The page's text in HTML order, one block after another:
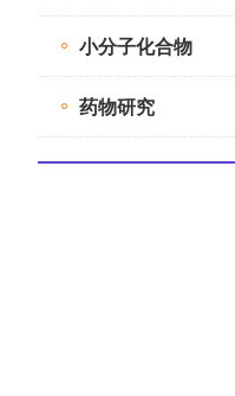
小分子化合物
药物研究